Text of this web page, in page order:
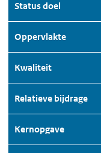
Status doel
Oppervlakte
Kwaliteit
Relatieve bijdrage
Kernopgave